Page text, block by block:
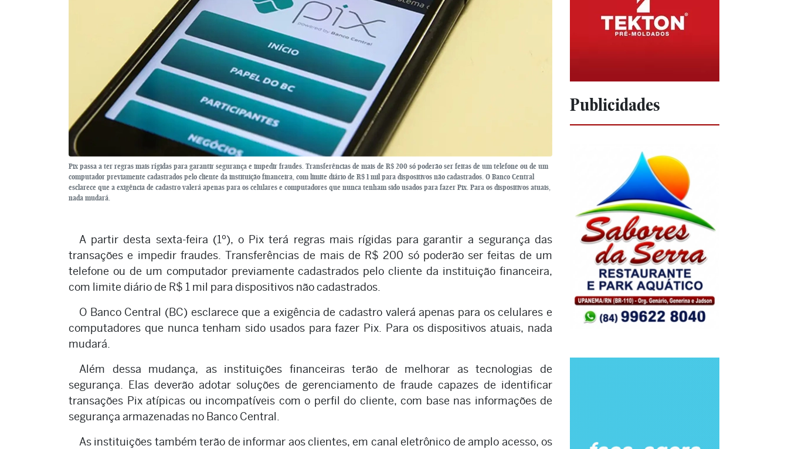
Pix passa a ter regras mais rígidas para garantir segurança e impedir fraudes. Transferências de mais de R$ 200 só poderão ser feitas de um telefone ou de um
computador previamente cadastrados pelo cliente da instituição financeira, com limite diário de R$ 1 mil para dispositivos não cadastrados. O Banco Central
esclarece que a exigência de cadastro valerá apenas para os celulares e computadores que nunca tenham sido usados para fazer Pix. Para os dispositivos atuais,
nada mudará.
A partir desta sexta-feira (1º), o Pix terá regras mais rígidas para garantir a segurança das
transações e impedir fraudes. Transferências de mais de R$ 200 só poderão ser feitas de um
telefone ou de um computador previamente cadastrados pelo cliente da instituição financeira,
com limite diário de R$ 1 mil para dispositivos não cadastrados.
O Banco Central (BC) esclarece que a exigência de cadastro valerá apenas para os celulares e
computadores que nunca tenham sido usados para fazer Pix. Para os dispositivos atuais, nada
mudará.
Além dessa mudança, as instituições financeiras terão de melhorar as tecnologias de
segurança. Elas deverão adotar soluções de gerenciamento de fraude capazes de identificar
transações Pix atípicas ou incompatíveis com o perfil do cliente, com base nas informações de
segurança armazenadas no Banco Central.
As instituições também terão de informar aos clientes, em canal eletrônico de amplo acesso, os
Publicidades